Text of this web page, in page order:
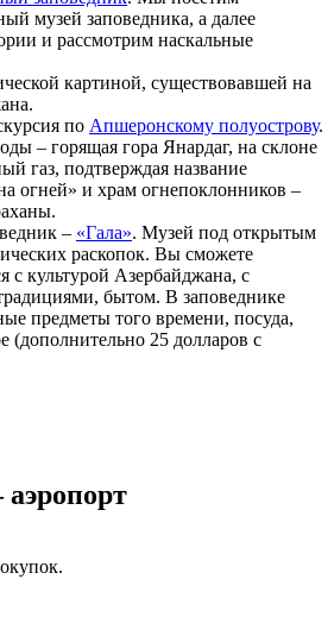
музей заповедника, а далее
и рассмотрим наскальные
картиной, существовавшей на
по Апшеронскому полуострову.
– горящая гора Янардаг, на склоне
газ, подтверждая название
огней» и храм огнепоклонников –
– «Гала». Музей под открытым
раскопок. Вы сможете
с культурой Азербайджана, с
бытом. В заповеднике
предметы того времени, посуда,
(дополнительно 25 долларов с